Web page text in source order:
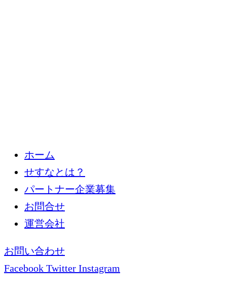
ホーム
せすなとは？
パートナー企業募集
お問合せ
運営会社
お問い合わせ
Facebook Twitter Instagram